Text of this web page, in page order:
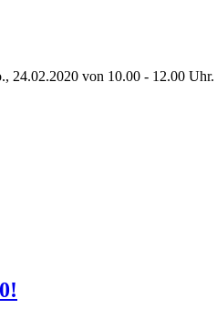
24.02.2020 von 10.00 - 12.00 Uhr.